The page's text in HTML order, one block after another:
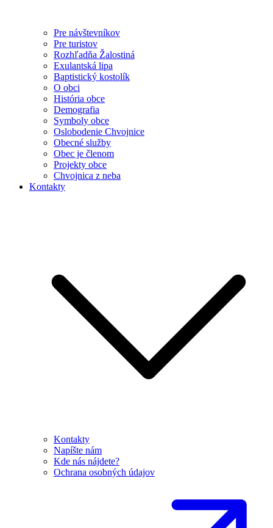
Pre návštevníkov
Pre turistov
Rozhľadňa Žalostiná
Exulantská lipa
Baptistický kostolík
O obci
História obce
Demografia
Symboly obce
Oslobodenie Chvojnice
Obecné služby
Obec je členom
Projekty obce
Chvojnica z neba
Kontakty
Kontakty
Napíšte nám
Kde nás nájdete?
Ochrana osobných údajov